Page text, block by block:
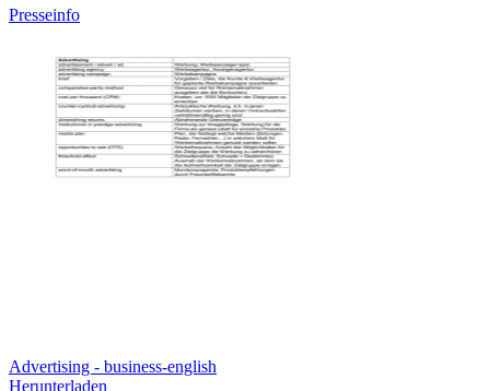
Presseinfo
Advertising - business-english
Herunterladen